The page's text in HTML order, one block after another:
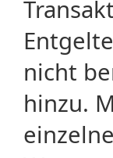
nicht
hinzu.